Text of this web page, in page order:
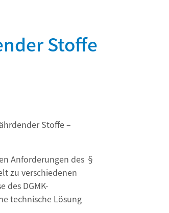
Stoffe
Stoffe –
Anforderungen des §
zu verschiedenen
des DGMK-
technische Lösung